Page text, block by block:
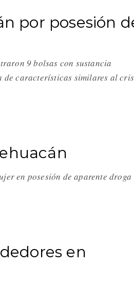
por posesión
9 bolsas con sustancia
de características similares al
en posesión de aparente
en